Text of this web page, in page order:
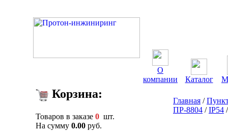
О
компании
Каталог
Корзина:
Товаров в заказе 0 шт.
На сумму 0.00 руб.
Главная /
ПР-8804 /IP54